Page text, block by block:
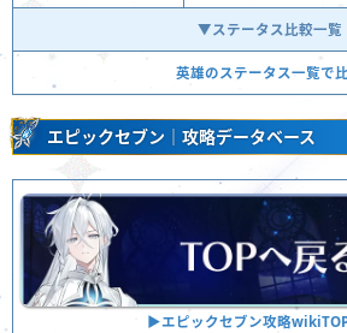
▼ステータス比較一覧
英雄のステータス一覧で
エピックセブン｜攻略データベース
▶︎エピックセブン攻略